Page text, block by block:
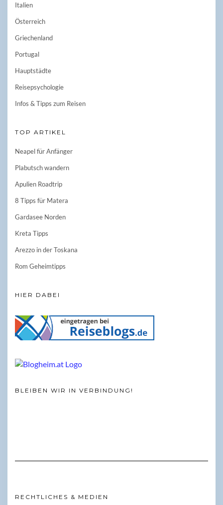
Italien
Österreich
Griechenland
Portugal
Hauptstädte
Reisepsychologie
Infos & Tipps zum Reisen
TOP ARTIKEL
Neapel für Anfänger
Plabutsch wandern
Apulien Roadtrip
8 Tipps für Matera
Gardasee Norden
Kreta Tipps
Arezzo in der Toskana
Rom Geheimtipps
HIER DABEI
BLEIBEN WIR IN VERBINDUNG!
RECHTLICHES & MEDIEN